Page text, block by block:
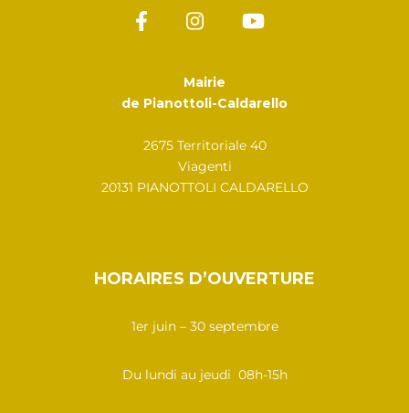
Mairie
de Pianottoli-Caldarello
2675 Territoriale 40
Viagenti
20131 PIANOTTOLI CALDARELLO
HORAIRES D’OUVERTURE
1er juin – 30 septembre
Du lundi au jeudi 08h-15h